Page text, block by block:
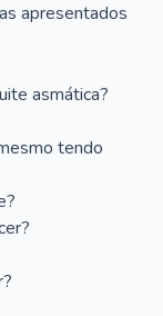
apresentados
asmática?
tendo